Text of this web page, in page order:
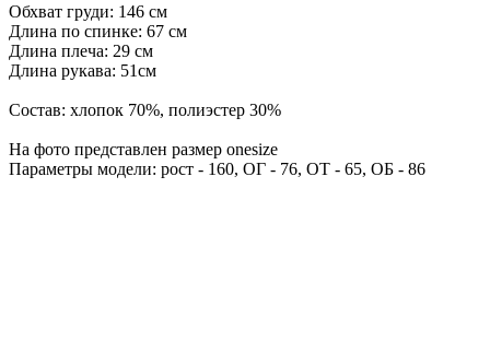
Обхват груди: 146 см
Длина по спинке: 67 см
Длина плеча: 29 см
Длина рукава: 51см
Состав: хлопок 70%, полиэстер 30%
На фото представлен размер onesize
Параметры модели: рост - 160, ОГ - 76, ОТ - 65, ОБ - 86